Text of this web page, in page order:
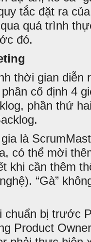
tắc đặt ra
quá trình
đó.
thời gian diễn
cố định 4
phần thứ
là
có thể mời
khi cần thêm
“Gà”
chuẩn bị trước
Product